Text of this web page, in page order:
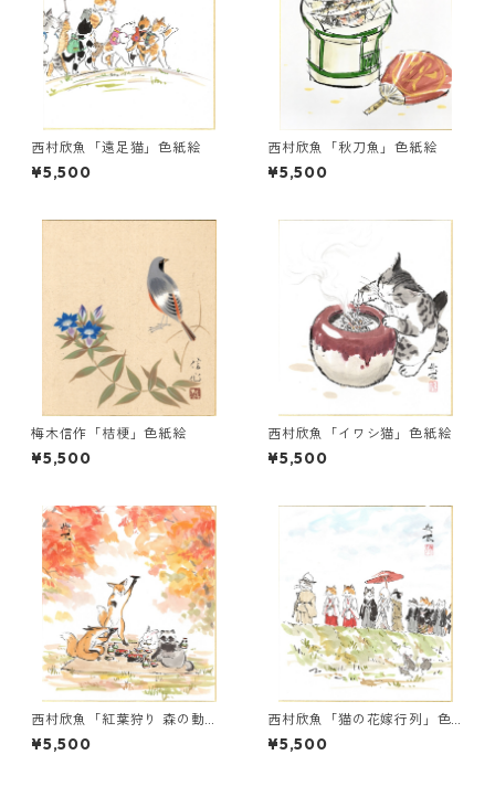
西村欣魚「遠足猫」色紙絵
¥5,500
西村欣魚「秋刀魚」色紙絵
¥5,500
梅木信作「桔梗」色紙絵
¥5,500
西村欣魚「イワシ猫」色紙絵
¥5,500
西村欣魚「紅葉狩り 森の動
物」色紙絵
¥5,500
西村欣魚「猫の花嫁行列」色
紙絵
¥5,500